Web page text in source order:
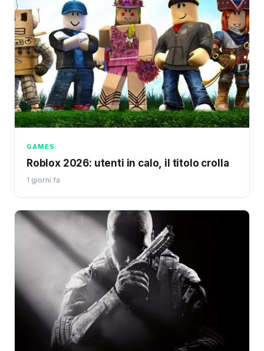
GAMES
Roblox 2026: utenti in calo, il titolo crolla
1 giorni fa